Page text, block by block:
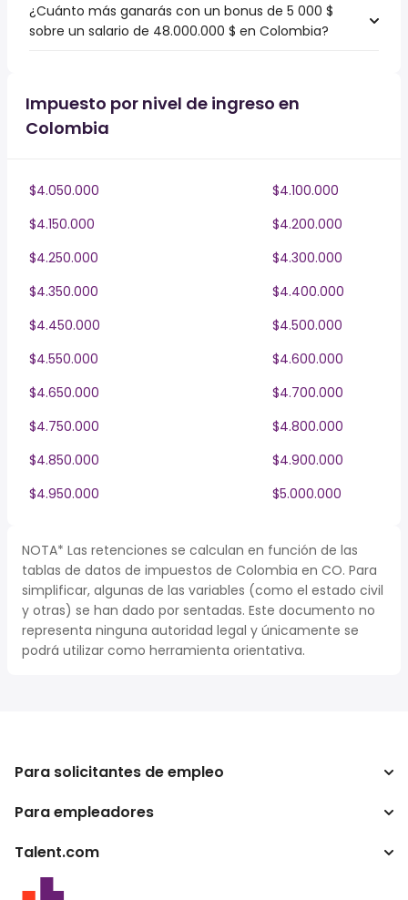
¿Cuánto más ganarás con un bonus de 5 000 $
sobre un salario de 48.000.000 $ en Colombia?
Impuesto por nivel de ingreso en
Colombia
$4.050.000
$4.100.000
$4.150.000
$4.200.000
$4.250.000
$4.300.000
$4.350.000
$4.400.000
$4.450.000
$4.500.000
$4.550.000
$4.600.000
$4.650.000
$4.700.000
$4.750.000
$4.800.000
$4.850.000
$4.900.000
$4.950.000
$5.000.000
NOTA* Las retenciones se calculan en función de las
tablas de datos de impuestos de Colombia en CO. Para
simplificar, algunas de las variables (como el estado civil
y otras) se han dado por sentadas. Este documento no
representa ninguna autoridad legal y únicamente se
podrá utilizar como herramienta orientativa.
Para solicitantes de empleo
Buscador de trabajo
Conversor de salario
Para empleadores
Empresa
Talent.com
Otros países